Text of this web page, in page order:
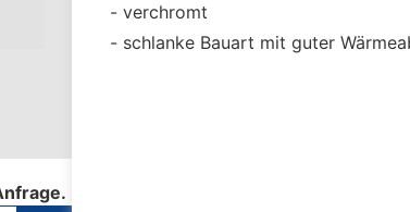
verchromt
schlanke Bauart mit guter